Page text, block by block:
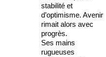
stabilité et
d’optimisme. Avenir
rimait alors avec
progrès.
Ses mains
rugueuses